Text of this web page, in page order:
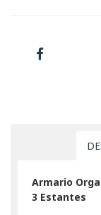
Armario
3 Estantes